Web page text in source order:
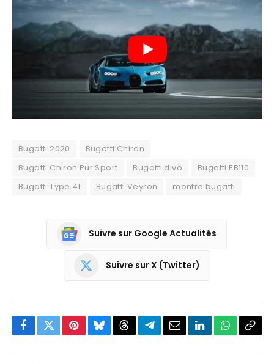
Bugatti 2020
Bugatti Chiron
Bugatti Chiron Pur Sport
Bugatti divo
Bugatti EB110
Bugatti Type 41
Bugatti Veyron montre bugatti
Suivre sur Google Actualités
Suivre sur X (Twitter)
Facebook
TwitterPinterestBlueskyThreadsPartagerEmailLinkedInWhatsApp